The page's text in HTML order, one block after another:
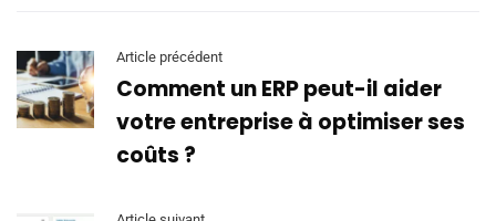
Article précédent
Comment un ERP peut-il aider
votre entreprise à optimiser ses
coûts ?